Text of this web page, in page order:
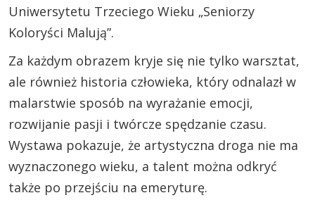
Uniwersytetu Trzeciego Wieku „Seniorzy
Koloryści Malują”.
Za każdym obrazem kryje się nie tylko warsztat,
ale również historia człowieka, który odnalazł w
malarstwie sposób na wyrażanie emocji,
rozwijanie pasji i twórcze spędzanie czasu.
Wystawa pokazuje, że artystyczna droga nie ma
wyznaczonego wieku, a talent można odkryć
także po przejściu na emeryturę.